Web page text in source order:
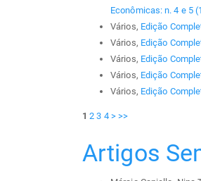
Econômicas: n. 4 e 5
Vários, Edição
Vários, Edição
Vários, Edição
Vários, Edição
Vários, Edição
1 2 3 4 > >>
Artigos